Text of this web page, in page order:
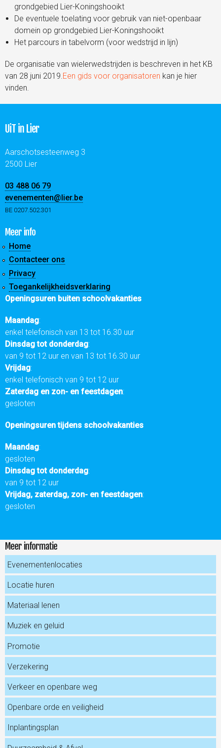
grondgebied Lier-Koningshooikt
De eventuele toelating voor gebruik van niet-openbaar
domein op grondgebied Lier-Koningshooikt
Het parcours in tabelvorm (voor wedstrijd in lijn)
De organisatie van wielerwedstrijden is beschreven in het KB
van 28 juni 2019.Een gids voor organisatoren kan je hier
vinden.
UiT in Lier
Aarschotsesteenweg 3
2500 Lier
03 488 06 79
evenementen@lier.be
BE 0207.502.301
Meer info
Home
Contacteer ons
Privacy
Toegankelijkheidsverklaring
Openingsuren buiten schoolvakanties
Maandag:
enkel telefonisch van 13 tot 16.30 uur
Dinsdag tot donderdag:
van 9 tot 12 uur en van 13 tot 16.30 uur
Vrijdag:
enkel telefonisch van 9 tot 12 uur
Zaterdag en zon- en feestdagen:
gesloten
Openingsuren tijdens schoolvakanties
Maandag:
gesloten
Dinsdag tot donderdag:
van 9 tot 12 uur
Vrijdag, zaterdag, zon- en feestdagen:
gesloten
Meer informatie
Evenementenlocaties
Locatie huren
Materiaal lenen
Muziek en geluid
Promotie
Verzekering
Verkeer en openbare weg
Openbare orde en veiligheid
Inplantingsplan